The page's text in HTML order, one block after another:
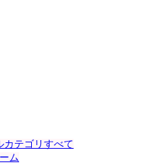
カテゴリすべて
ム